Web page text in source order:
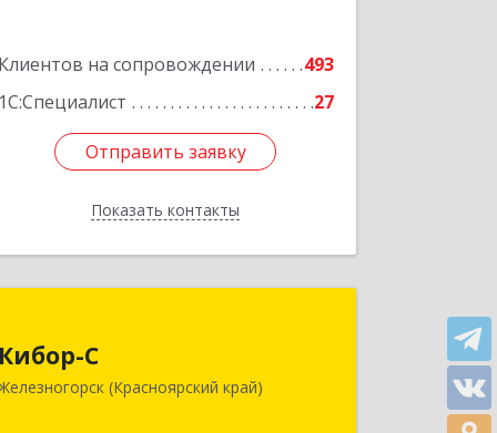
Клиентов на сопровождении
493
1С:Специалист
27
Отправить заявку
Показать контакты
Отправить заявку
Назад
Кибор-С
(Красноярский край)
Железногорск г, Белорусская ул, дом